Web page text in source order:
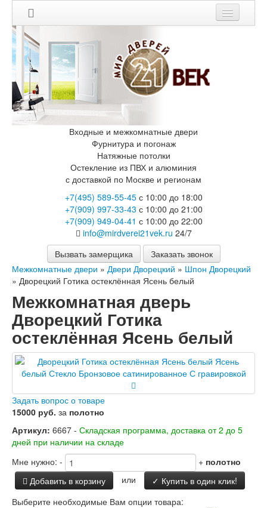
Корзина
Каталог
Входные двери
Двери с терморазрывом для улицы
Противопожарные двери
Двери Бункер
Двери Лекс
Двери Рыцарь
Двери Термодор
Арктика
Монолит
Стайл
Термо
Термо Лацио
Флагман
Электрозамок Смарт
Заводские двери
Двери Лабиринт
Лабиринт Аляска Лайт
Лабиринт Арт
Лабиринт Атлантик
Лабиринт Бетон
Лабиринт Верса
Лабиринт Версаль
Лабиринт Гранд
Лабиринт Дверь двойная тамбурная под
заказ
Лабиринт Имперо
Лабиринт Инфинити
Лабиринт Иссида
Лабиринт Карбон
Лабиринт Кармина
Лабиринт Классик Антик медный
Лабиринт Классик Шагрень
Лабиринт Кредор
Лабиринт Лаб Про
Входные и межкомнатные двери
Фурнитура и погонаж
Натяжные потолки
Остекление из ПВХ и алюминия
с доставкой по Москве и регионам
+7(495) 589-55-45с 10:00 до 18:00
+7(909) 997-33-43 с 10:00 до 21:00
+7(909) 949-04-41 с 10:00 до 22:00
info@mirdverei21vek.ru 24/7
Вызвать замерщика
Заказать звонок
Межкомнатные двери » Двери Дворецкий » Шпон Дворецкий
» Дворецкий Готика остеклённая Ясень белый
Межкомнатная дверь
Дворецкий Готика
остеклённая Ясень белый
Задать вопрос о товаре
15000 руб. за полотно
Артикул: 6667 - Складская программа, доставка от 2 до 5
дней при наличии на складе
Мне нужно: - + полотно
Добавить в корзину
или
✓ Купить в один клик!
Выберите необходимые Вам опции товара: